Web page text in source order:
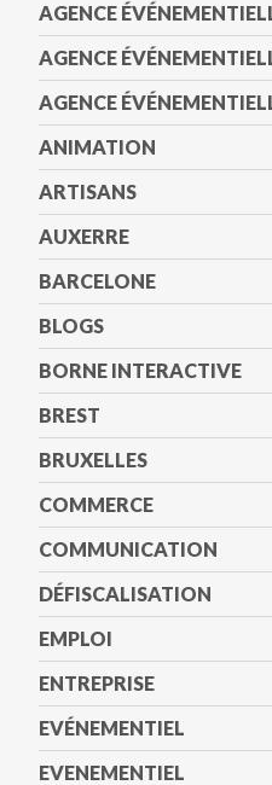
AGENCE
AGENCE
AGENCE
ANIMATION
ARTISANS
AUXERRE
BARCELONE
BLOGS
BORNE INTERACTIVE
BREST
BRUXELLES
COMMERCE
COMMUNICATION
DÉFISCALISATION
EMPLOI
ENTREPRISE
EVÉNEMENTIEL
EVENEMENTIEL